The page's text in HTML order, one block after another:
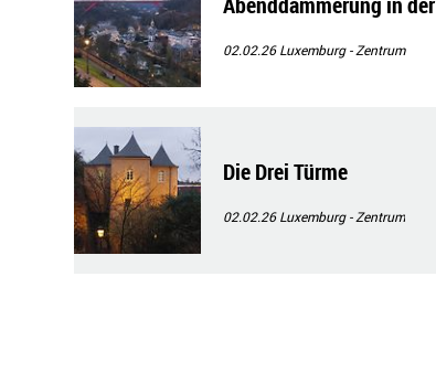
02.02.26Luxemburg - Zentrum
Die Drei Türme
02.02.26Luxemburg - Zentrum